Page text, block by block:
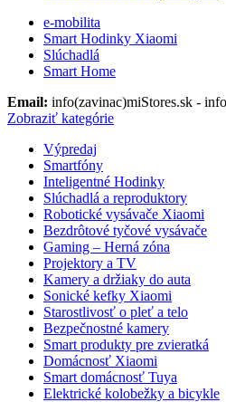
e-mobilita
Smart Hodinky Xiaomi
Slúchadlá
Smart Home
Email: info(zavinac)miStores.sk -
Zobraziť kategórie
Výpredaj
Smartfóny
Inteligentné Hodinky
Slúchadlá a reproduktory
Robotické vysávače Xiaomi
Bezdrôtové tyčové vysávače
Gaming – Herná zóna
Projektory a TV
Kamery a držiaky do auta
Sonické kefky Xiaomi
Starostlivosť o pleť a telo
Bezpečnostné kamery
Smart produkty pre zvieratká
Domácnosť Xiaomi
Smart domácnosť Tuya
Elektrické kolobežky a bicykle